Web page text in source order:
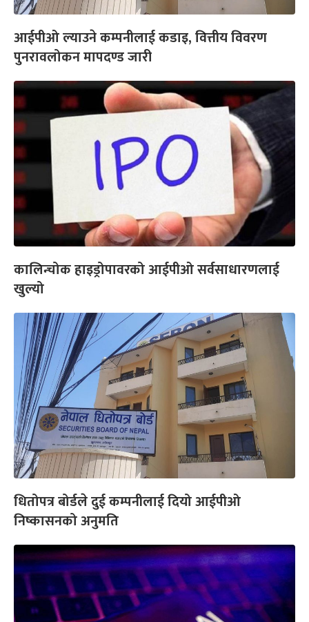
आईपीओ ल्याउने कम्पनीलाई कडाइ, वित्तीय विवरण
पुनरावलोकन मापदण्ड जारी
कालिन्चोक हाइड्रोपावरको आईपीओ सर्वसाधारणलाई
खुल्यो
धितोपत्र बोर्डले दुई कम्पनीलाई दियो आईपीओ
निष्कासनको अनुमति